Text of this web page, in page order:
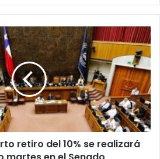
retiro del 10% se realizará